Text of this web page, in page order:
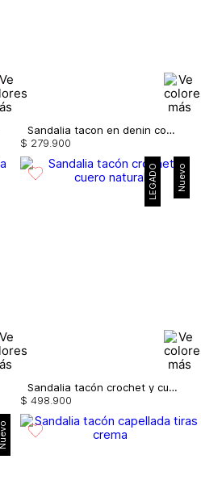
Sandalia tacon en denin con mariposas
$ 279 900
Nuevo
LEGADO
Sandalia tacón crochet y cuero
$ 498 900
Nuevo